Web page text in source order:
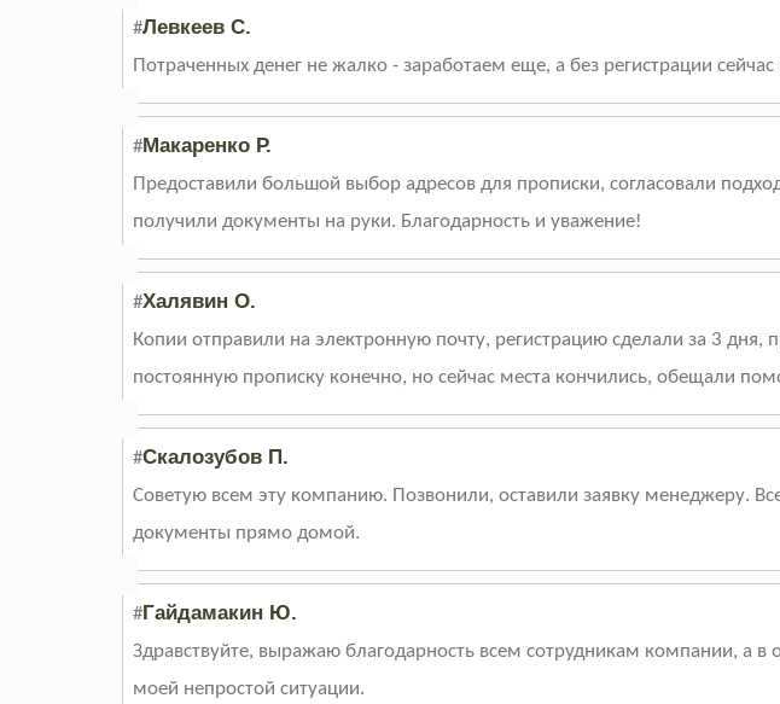
#Левкеев С.
Потраченных денег не жалко - заработаем еще, а без регистрации
#Макаренко Р.
Предоставили большой выбор адресов для прописки, согласовали
получили документы на руки. Благодарность и уважение!
#Халявин О.
Копии отправили на электронную почту, регистрацию сделали за 3 дня,
постоянную прописку конечно, но сейчас места кончились, обещали
#Скалозубов П.
Советую всем эту компанию. Позвонили, оставили заявку менеджеру.
документы прямо домой.
#Гайдамакин Ю.
Здравствуйте, выражаю благодарность всем сотрудникам компании, а
моей непростой ситуации.